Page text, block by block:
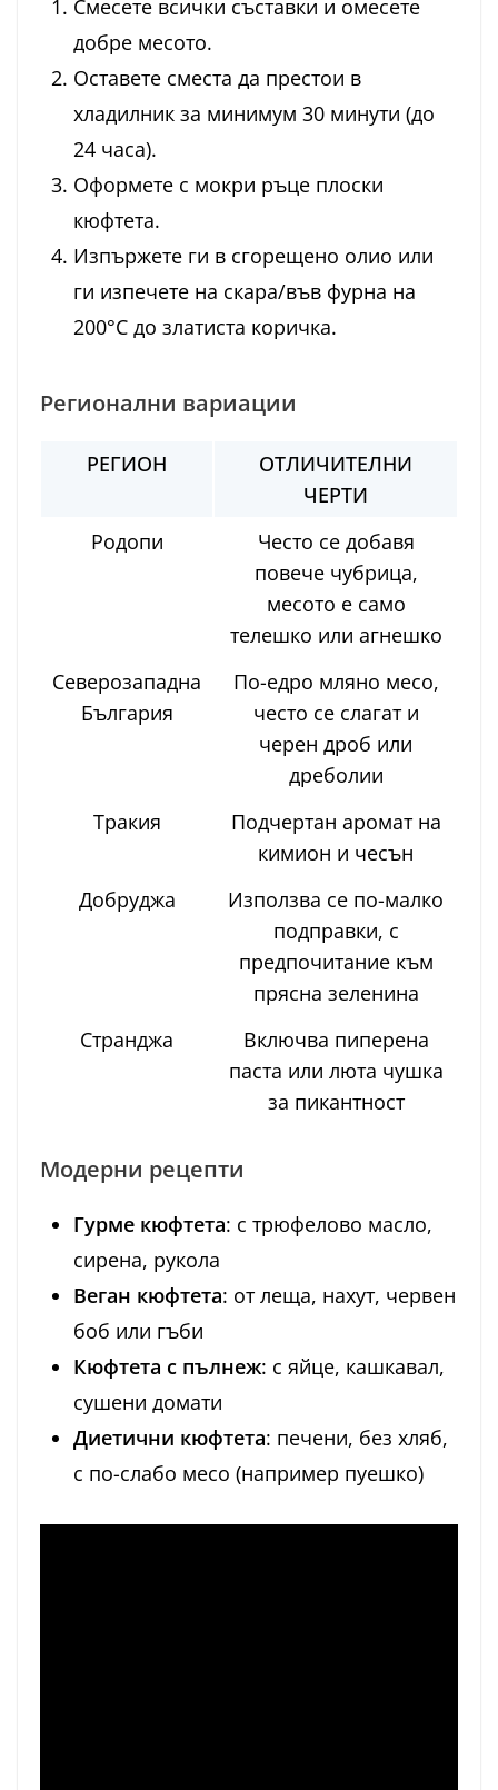
Смесете всички съставки и омесете
добре месото.
Оставете сместа да престои в
хладилник за минимум 30 минути (до
24 часа).
Оформете с мокри ръце плоски
кюфтета.
Изпържете ги в сгорещено олио или
ги изпечете на скара/във фурна на
200°C до златиста коричка.
Регионални вариации
РЕГИОН
ОТЛИЧИТЕЛНИ
ЧЕРТИ
Родопи
Често се добавя
повече чубрица,
месото е само
телешко или агнешко
Северозападна
България
По-едро мляно месо,
често се слагат и
черен дроб или
дреболии
Тракия
Подчертан аромат на
кимион и чесън
Добруджа
Използва се по-малко
подправки, с
предпочитание към
прясна зеленина
Странджа
Включва пиперена
паста или люта чушка
за пикантност
Модерни рецепти
Гурме кюфтета: с трюфелово масло,
сирена, рукола
Веган кюфтета: от леща, нахут, червен
боб или гъби
Кюфтета с пълнеж: с яйце, кашкавал,
сушени домати
Диетични кюфтета: печени, без хляб,
с по-слабо месо (например пуешко)